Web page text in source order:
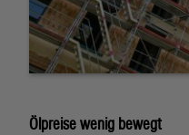
Ölpreise wenig bewegt